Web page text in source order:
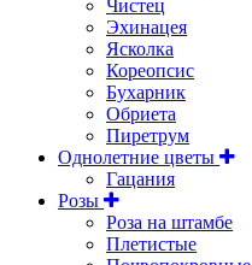
Чистец
Эхинацея
Ясколка
Кореопсис
Бухарник
Обриета
Пиретрум
Однолетние цветы
Гацания
Розы
Роза на штамбе
Плетистые